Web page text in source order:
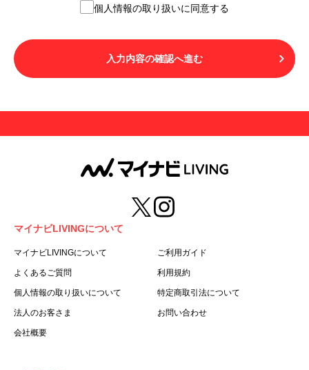
１.本サービスを利用する者（以下「利用者」といいます）
LIVINGご契約にあたり取得する個人情報の取り扱いについ
て」の内容をすべて承諾したものとみなされます。不承諾
の意思表示は、本サービスを利用しないことをもってのみ
用することはできません。
第３条（用語の定義）
１.「本サ―ビス」とは、第１章第１条で規定する当社が運
営するマイナビLIVINGを意味します。
２.「利用者」とは、第１章第２条に規定する本サービスを
利用する個人を意味します。
３.「本サイト」とは、当社が運営する本サービスに関する
ます。
５.「会員」とは、第２章第１条に基づき会員登録が完了し
た個人を意味します。
個人情報の取り扱いに同意する
入力内容の確認へ進む
マイナビLIVINGについて
マイナビLIVINGについて ご利用ガイド
よくあるご質問 利用規約
個人情報の取り扱いについて 特定商取引法について
法人のお客さま お問い合わせ
会社概要